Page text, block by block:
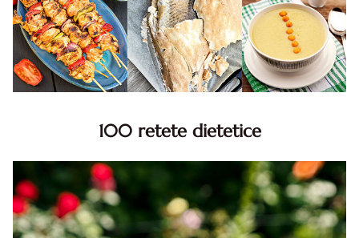
100 retete dietetice
dietetice. Idei retete dietetice. 100 Retete mancare
pentru dieta.